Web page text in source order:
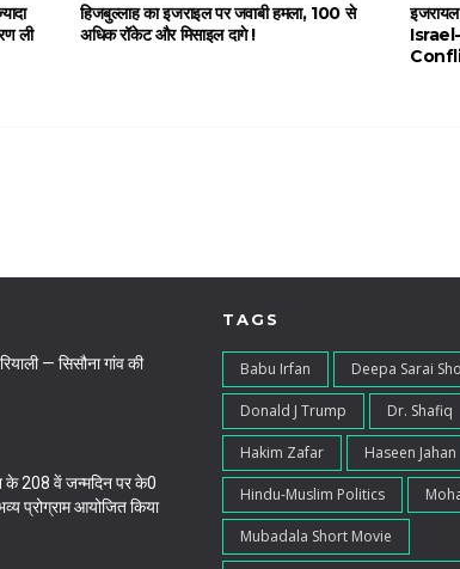
ली
हिजबुल्लाह का इजराइल पर जवाबी हमला, 100 से
अधिक रॉकेट और मिसाइल दागे !
— सिसौना गांव की
208 वें जन्मदिन पर के0
प्रोग्राम आयोजित किया
TAGS
Babu Irfan Deepa Sarai
Donald J Trump Dr. Shafiq
Hakim Zafar Haseen Jahan
Hindu-Muslim Politics
Mubadala Short Movie